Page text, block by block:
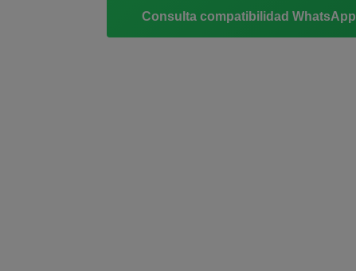
Consulta compatibilidad WhatsApp